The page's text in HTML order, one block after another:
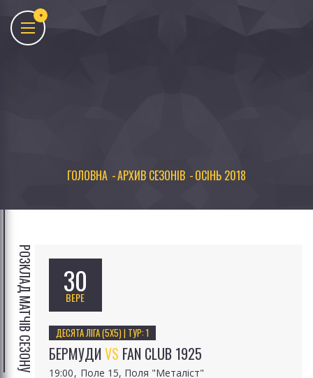
ГОЛОВНА АРХИВ СЕЗОНІВ ОСІНЬ 2018
РОЗКЛАД МАТЧІВ СЕЗОНУ 30
ВЕРЕ
ДЕСЯТА ЛІГА (5Х5) | ТУР: 1
БЕРМУДИVS FAN CLUB 1925
19:00 Поле 15, Поля "Металіст"